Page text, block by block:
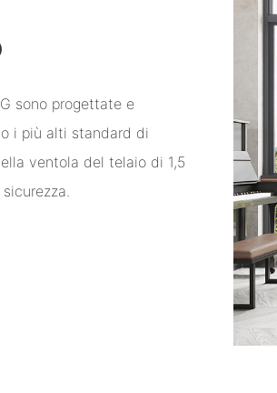
sono progettate e
i più alti standard di
ventola del telaio di 1,5